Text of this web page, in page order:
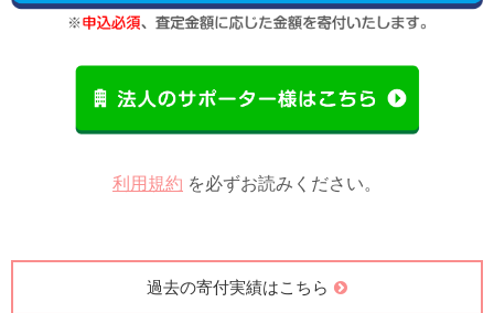
利用規約 を必ずお読みください。
過去の寄付実績はこちら